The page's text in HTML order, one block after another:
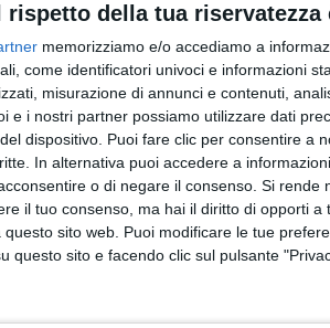
rispetto della tua
memorizziamo e/o accediamo a
come identificatori univoci e informazioni
misurazione di annunci e contenuti,
e i nostri partner possiamo utilizzare dati
dispositivo. Puoi fare clic per consentire a
In alternativa puoi accedere a
o di negare il consenso. Si rende
il tuo consenso, ma hai il diritto di opporti
sito web. Puoi modificare le tue
questo sito e facendo clic sul pulsante
ARCIDIOCESI TRANI- BARLETTA-BISCEGLIE
D'ASCENZO CARITAS CORATO
7 AGOSTO 2026